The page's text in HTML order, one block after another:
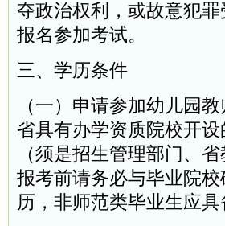
夺政治权利，或故意犯
报名参加考试。
三、学历条件
（一）申请参加幼儿园
省具有办学资质院校开
（须是招生管理部门、
报考前请务必与毕业院
历，非师范类毕业生应